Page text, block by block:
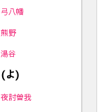
弓八幡
熊野
湯谷
(よ)
夜討曽我